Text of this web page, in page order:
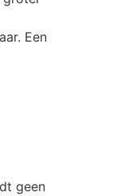
Een
geen